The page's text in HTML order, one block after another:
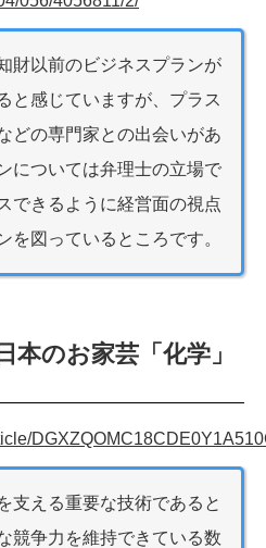
財以前のビジネスプランが
と感じていますが、プラス
どの専門家との出会いがあ
については弁理士の立場で
できるように経営面の視点
を図っているところです。
のお家芸「化学」
支える重要な技術であると
競争力を維持できている数